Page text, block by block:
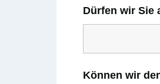
Dürfen wir Sie
Können wir